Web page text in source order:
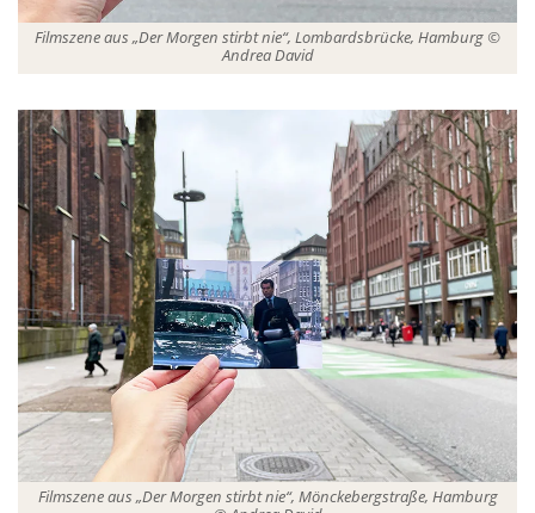
Filmszene aus „Der Morgen stirbt nie“, Lombardsbrücke, Hamburg ©
Andrea David
Filmszene aus „Der Morgen stirbt nie“, Mönckebergstraße, Hamburg